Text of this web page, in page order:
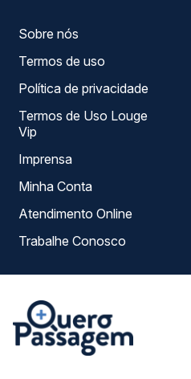
Sobre nós
Termos de uso
Política de privacidade
Termos de Uso Louge
Vip
Imprensa
Minha Conta
Atendimento Online
Trabalhe Conosco